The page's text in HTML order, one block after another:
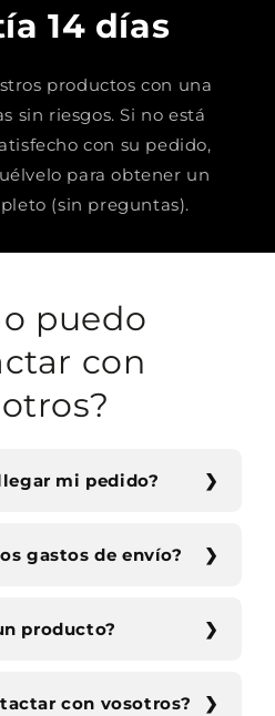
14 días
productos con una
sin riesgos. Si no está
con su pedido,
para obtener un
(sin preguntas).
puedo
con
mi pedido?
gastos de envío?
producto?
con vosotros?